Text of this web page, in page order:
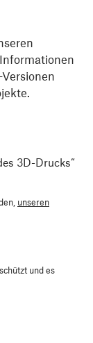
3D-Drucks“
unseren
und es